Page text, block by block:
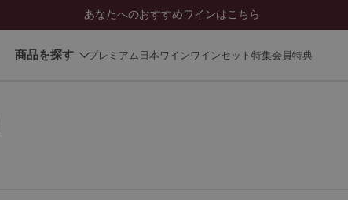
あなたへのおすすめワインはこちら
商品を探す プレミアム日本ワインワインセット 特集会員特典